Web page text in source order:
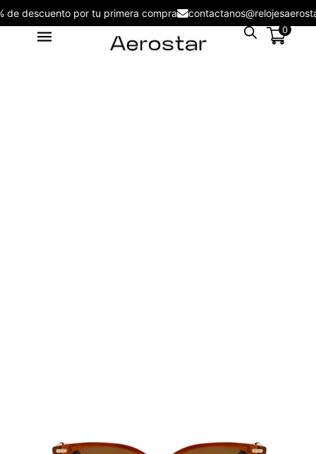
5% de descuento por tu primera compra
0